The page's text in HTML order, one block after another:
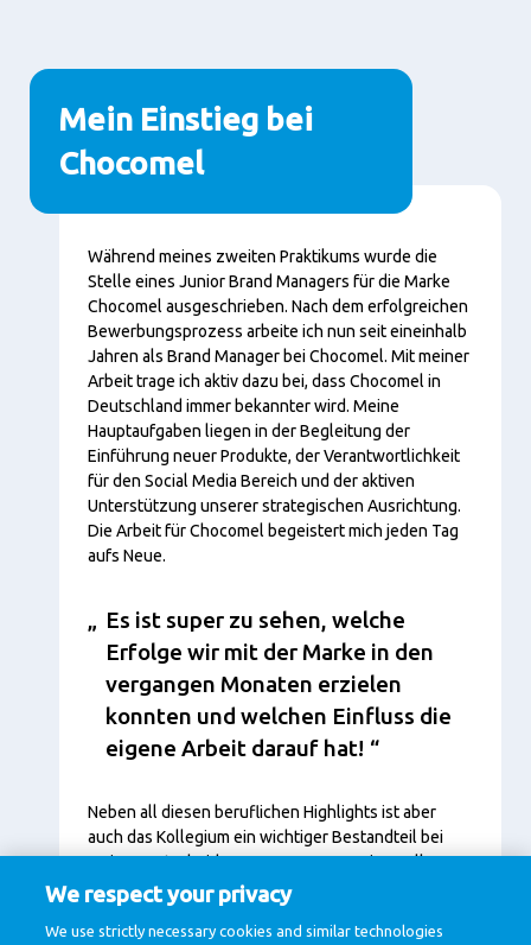
Mein Einstieg bei
Chocomel
Content
Während meines zweiten Praktikums wurde die
Stelle eines Junior Brand Managers für die Marke
Chocomel ausgeschrieben. Nach dem erfolgreichen
Bewerbungsprozess arbeite ich nun seit eineinhalb
Jahren als Brand Manager bei Chocomel. Mit meiner
Arbeit trage ich aktiv dazu bei, dass Chocomel in
Deutschland immer bekannter wird. Meine
Hauptaufgaben liegen in der Begleitung der
Einführung neuer Produkte, der Verantwortlichkeit
für den Social Media Bereich und der aktiven
Unterstützung unserer strategischen Ausrichtung.
Die Arbeit für Chocomel begeistert mich jeden Tag
aufs Neue.
Es ist super zu sehen, welche
Erfolge wir mit der Marke in den
vergangen Monaten erzielen
konnten und welchen Einfluss die
eigene Arbeit darauf hat!
Neben all diesen beruflichen Highlights ist aber
auch das Kollegium ein wichtiger Bestandteil bei
meinen Entscheidungen gewesen. Meine Kollegen
haben sich mir gegenüber stets ehrlich,
unterstützend und vertrauensvoll verhalten. Das
hat mich in meiner bisherigen Entwicklung positiv
We respect your privacy
We use strictly necessary cookies and similar technologies